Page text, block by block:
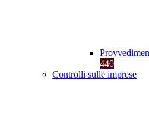
440
Controlli sulle imprese